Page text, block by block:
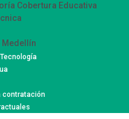
Cobertura Educativa
Medellín
Supervisión
Ciudadana
Información Innovación –
contratación